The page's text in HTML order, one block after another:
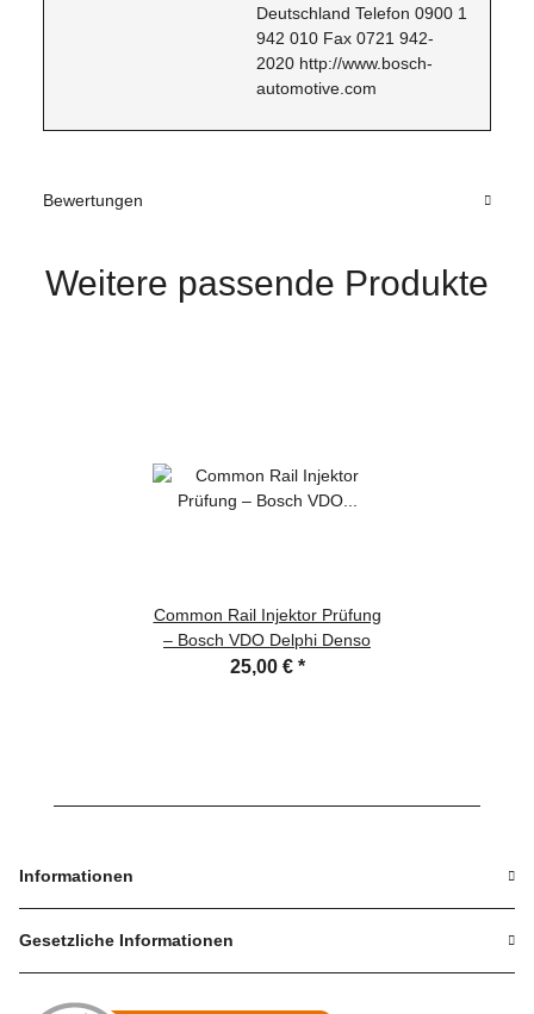
Deutschland Telefon 0900 1
942 010 Fax 0721 942-
2020 http://www.bosch-
automotive.com
Bewertungen
Weitere passende Produkte
Common Rail Injektor Prüfung
– Bosch VDO Delphi Denso
25,00 € *
Informationen
Gesetzliche Informationen